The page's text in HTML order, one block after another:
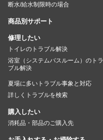
断水/給水制限時の場合
商品別サポート
修理したい
トイレのトラブル解決
浴室（システムバスルーム）のトラ
ブル解決
夏場に多いトラブル事象と対応
詳しくトラブルを検索
購入したい
消耗品・部品のご購入先